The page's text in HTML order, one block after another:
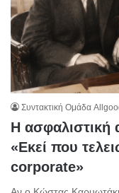
Συντακτική Ομάδα
Η ασφαλιστική
«Εκεί που
corporate»